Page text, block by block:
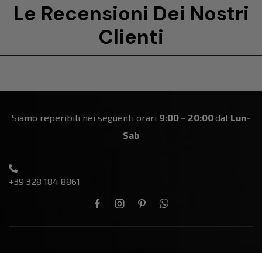
Le Recensioni Dei Nostri
Clienti
Siamo reperibili nei seguenti orari 9:00 – 20:00dal Lun-
Sab
+39 328 184 8861